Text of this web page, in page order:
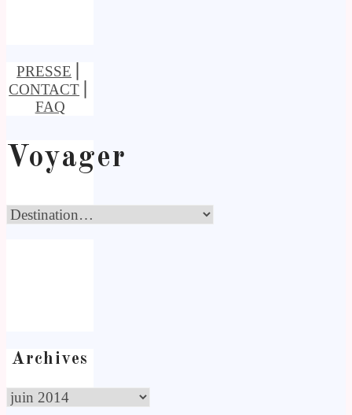
PRESSE
CONTACT
FAQ
Voyager
Archives